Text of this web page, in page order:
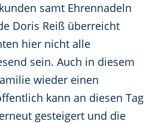
samt Ehrennadeln
Doris Reiß überreicht
hier nicht alle
sein. Auch in diesem
wieder einen
kann an diesen Tag
gesteigert und die